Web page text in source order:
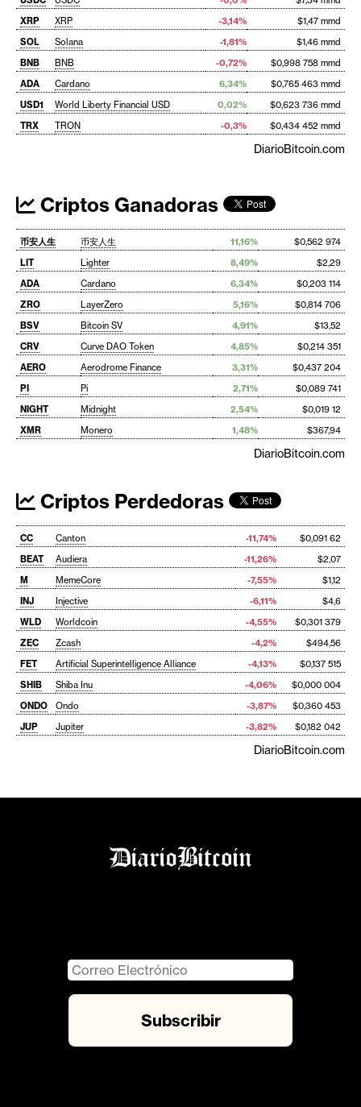
XRP
XRP -3,14%
$1,47 mmd
SOL
Solana -1,81%
$1,46 mmd
BNB
BNB -0,72%
$0,998 758 mmd
ADA
Cardano 6,34%
$0,765 463 mmd
USD1
World Liberty Financial USD 0,02%
$0,623 736 mmd
TRX
TRON -0,3% $0,434 452 mmd
DiarioBitcoin.com
Criptos Ganadoras
币安人生 币安人生 11,16%
$0,562 974
LIT
Lighter 8,49%
$2,29
ADA
Cardano 6,34%
$0,203 114
ZRO
LayerZero 5,16%
$0,814 706
BSV
Bitcoin SV 4,91%
$13,52
CRV
Curve DAO Token 4,85%
$0,214 351
AERO
Aerodrome Finance 3,31%
$0,437 204
PI
Pi 2,71%
$0,089 741
NIGHT
Midnight 2,54%
$0,019 12
XMR
Monero 1,48% $367,94
DiarioBitcoin.com
Criptos Perdedoras
CC Canton -11,74%
$0,091 62
BEAT
Audiera -11,26%
$2,07
M
MemeCore -7,55%
$1,12
INJ
Injective -6,11%
$4,6
WLD
Worldcoin -4,55%
$0,301 379
ZEC
Zcash -4,2%
$494,56
FET
Artificial Superintelligence Alliance -4,13%
$0,137 515
SHIB
Shiba Inu -4,06%
$0,000 004
ONDO
Ondo -3,87%
$0,360 453
JUP
Jupiter -3,82% $0,182 042
DiarioBitcoin.com